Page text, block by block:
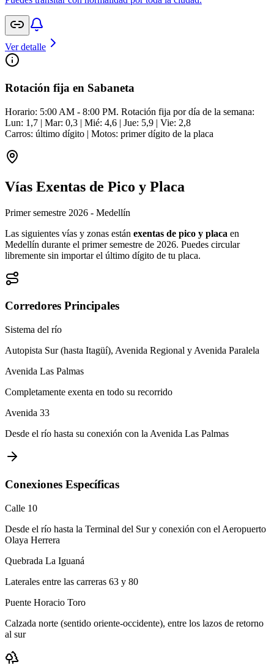
Ver detalle
Rotación fija en Sabaneta
Horario: 5:00 AM - 8:00 PM. Rotación fija por día de la semana:
Lun: 1,7 | Mar: 0,3 | Mié: 4,6 | Jue: 5,9 | Vie: 2,8
Carros: último dígito | Motos: primer dígito de la placa
Vías Exentas de Pico y Placa
Primer semestre 2026 - Medellín
Las siguientes vías y zonas están exentas de pico y placa en
Medellín durante el primer semestre de 2026. Puedes circular
libremente sin importar el último dígito de tu placa.
Corredores Principales
Sistema del río
Autopista Sur (hasta Itagüí), Avenida Regional y Avenida Paralela
Avenida Las Palmas
Completamente exenta en todo su recorrido
Avenida 33
Desde el río hasta su conexión con la Avenida Las Palmas
Conexiones Específicas
Calle 10
Desde el río hasta la Terminal del Sur y conexión con el Aeropuerto
Olaya Herrera
Quebrada La Iguaná
Laterales entre las carreras 63 y 80
Puente Horacio Toro
Calzada norte (sentido oriente-occidente), entre los lazos de retorno
al sur